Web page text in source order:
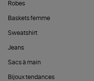
Robes
Baskets femme
Sweatshirt
Jeans
Sacs à main
Bijoux tendances